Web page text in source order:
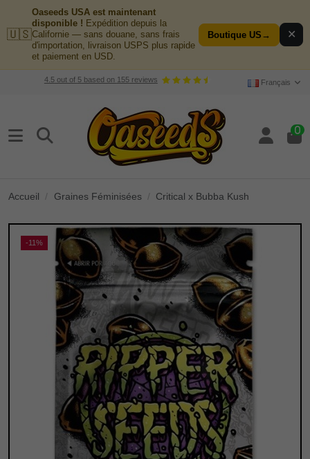
🇺🇸
Oaseeds USA est maintenant
disponible ! Expédition depuis la
Californie — sans douane, sans frais
d'importation, livraison USPS plus rapide
et paiement en USD.
Boutique US → ✕
4.5out of 5based on 155reviews Français
0
Accueil Graines Féminisées Critical x Bubba Kush
-11%